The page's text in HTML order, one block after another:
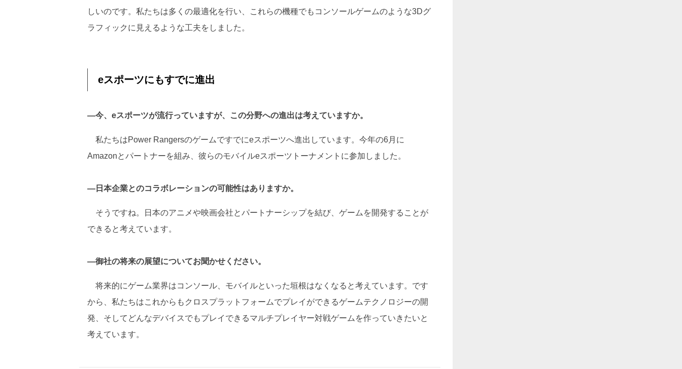
しいのです。私たちは多くの最適化を行い、これらの機種でもコンソールゲームのような3Dグ
ラフィックに見えるような工夫をしました。
eスポーツにもすでに進出
―今、eスポーツが流行っていますが、この分野への進出は考えていますか。
私たちはPower Rangersのゲームですでにeスポーツへ進出しています。今年の6月に
Amazonとパートナーを組み、彼らのモバイルeスポーツトーナメントに参加しました。
―日本企業とのコラボレーションの可能性はありますか。
そうですね。日本のアニメや映画会社とパートナーシップを結び、ゲームを開発することが
できると考えています。
―御社の将来の展望についてお聞かせください。
将来的にゲーム業界はコンソール、モバイルといった垣根はなくなると考えています。です
から、私たちはこれからもクロスプラットフォームでプレイができるゲームテクノロジーの開
発、そしてどんなデバイスでもプレイできるマルチプレイヤー対戦ゲームを作っていきたいと
考えています。